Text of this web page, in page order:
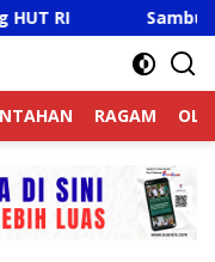
Sambut HUT RI Ke-
RAGAM